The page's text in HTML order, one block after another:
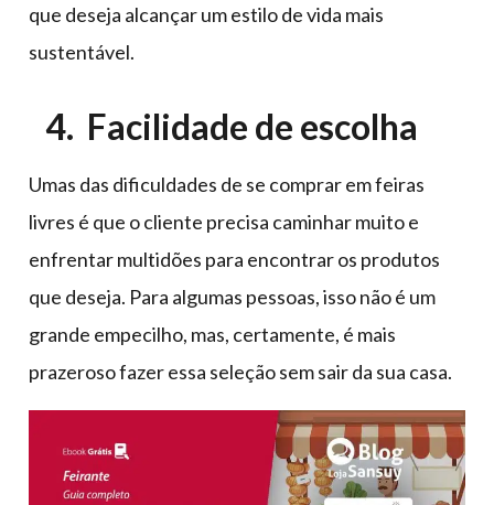
que deseja alcançar um estilo de vida mais
sustentável.
4. Facilidade de escolha
Umas das dificuldades de se comprar em feiras
livres é que o cliente precisa caminhar muito e
enfrentar multidões para encontrar os produtos
que deseja. Para algumas pessoas, isso não é um
grande empecilho, mas, certamente, é mais
prazeroso fazer essa seleção sem sair da sua casa.